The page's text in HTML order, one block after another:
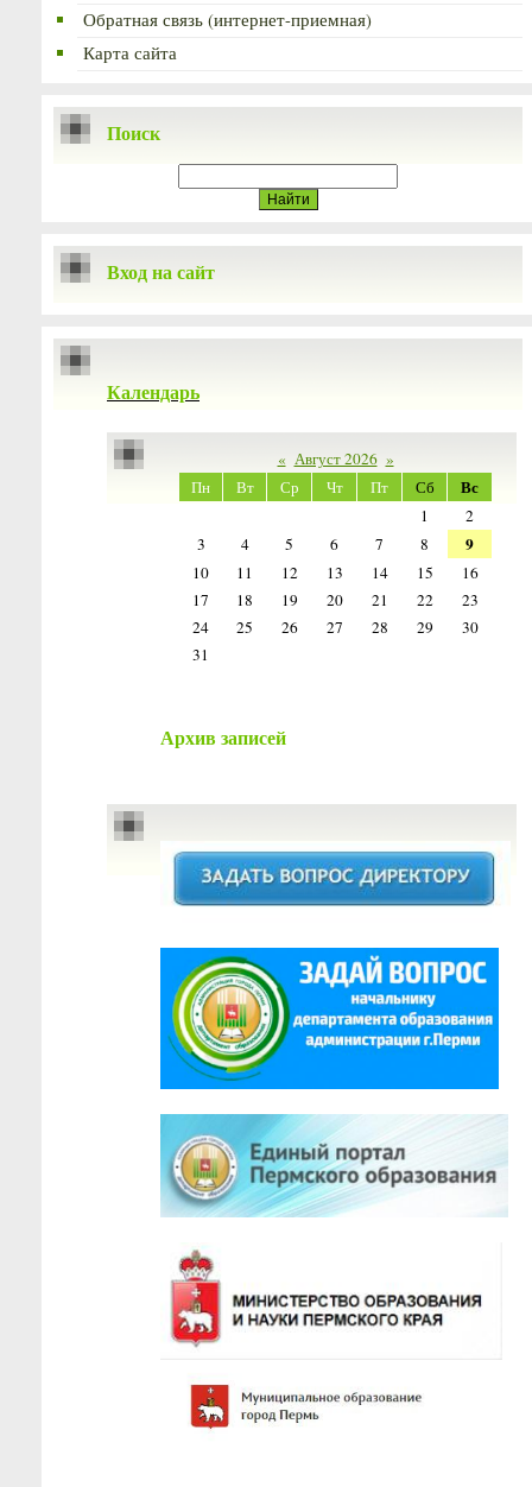
Обратная связь (интернет-приемная)
Карта сайта
Поиск
Вход на сайт
Календарь
« Август 2026 »
Пн
Вт Ср Чт Пт Сб Вс
1
2
3
4 5 6 7 8 9
10 11 12 13 14 15
16
17
18 19 20 21 22
23
24
25 26 27 28 29
30
31
Архив записей